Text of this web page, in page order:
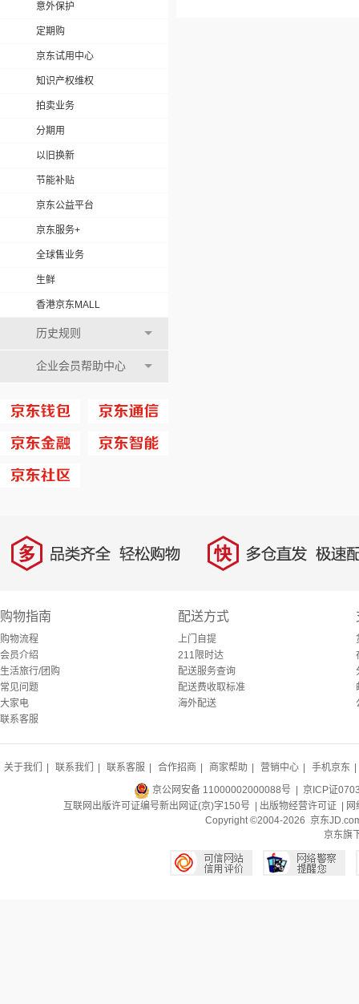
意外保护
定期购
京东试用中心
知识产权维权
拍卖业务
分期用
以旧换新
节能补贴
京东公益平台
京东服务+
全球售业务
生鲜
香港京东MALL
历史规则
企业会员帮助中心
多 品类齐全，轻松购物 快 多仓直发，极速配
购物指南
购物流程
会员介绍
生活旅行/团购
常见问题
大家电
联系客服
配送方式
上门自提
211限时达
配送服务查询
配送费收取标准
海外配送
关于我们 联系我们 联系客服 合作招商 商家帮助 营销中心 手机京东
京公网安备 11000002000088号 | 京ICP证
互联网出版许可证编号新出网证(京)字150号 | 出版物经营许可证
Copyright ©2004-2026 京东
京东旗